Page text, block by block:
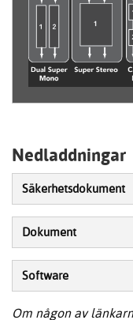
Nedladdningar
Säkerhetsdokument
Dokument
Software
Om någon av